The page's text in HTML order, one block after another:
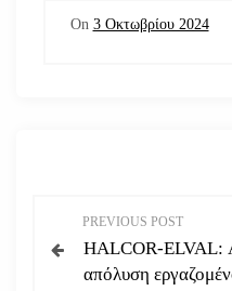
On 3 Οκτωβρίου 2024
λ
PREVIOUS POST
HALCOR-ELVAL:
απόλυση